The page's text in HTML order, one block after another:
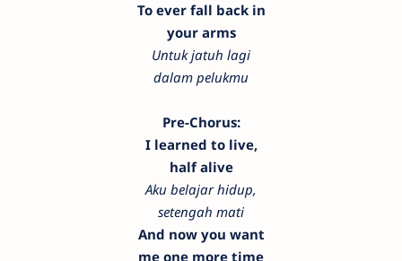
To ever fall back in
your arms
Untuk jatuh lagi
dalam pelukmu
Pre-Chorus:
I learned to live,
half alive
Aku belajar hidup,
setengah mati
And now you want
me one more time